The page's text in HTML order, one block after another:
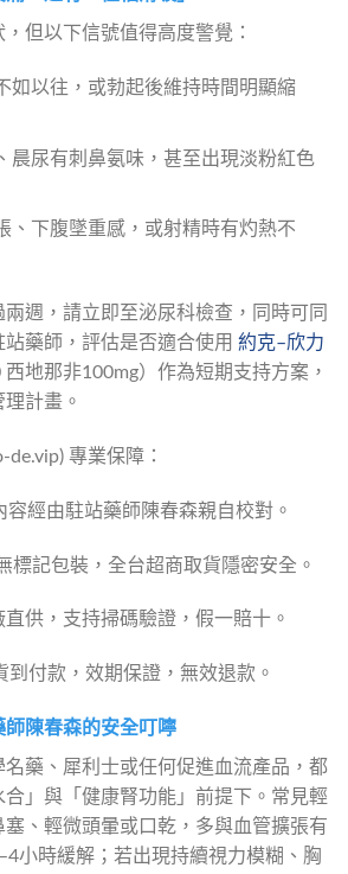
但以下信號值得高度警覺：
如以往，或勃起後維持時間明顯縮
晨尿有刺鼻氨味，甚至出現淡粉紅色
、下腹墜重感，或射精時有灼熱不
兩週，請立即至泌尿科檢查，同時可同
藥師，評估是否適合使用 約克–欣力
西地那非100mg）作為短期支持方案，
計畫。
專業保障：
經由駐站藥師陳春森親自校對。
標記包裝，全台超商取貨隱密安全。
供，支持掃碼驗證，假一賠十。
到付款，效期保證，無效退款。
陳春森的安全叮嚀
藥、犀利士或任何促進血流產品，都
」與「健康腎功能」前提下。常見輕
、輕微頭暈或口乾，多與血管擴張有
小時緩解；若出現持續視力模糊、胸